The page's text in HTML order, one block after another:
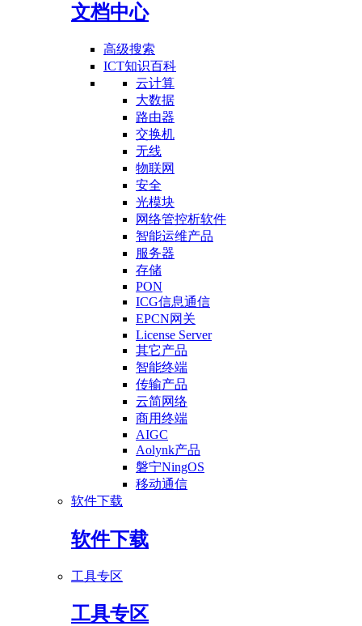
文档中心
高级搜索
ICT知识百科
云计算
大数据
路由器
交换机
无线
物联网
安全
光模块
网络管控析软件
智能运维产品
服务器
存储
PON
ICG信息通信
EPCN网关
License Server
其它产品
智能终端
传输产品
云简网络
商用终端
AIGC
Aolynk产品
磐宁NingOS
移动通信
软件下载
软件下载
工具专区
工具专区